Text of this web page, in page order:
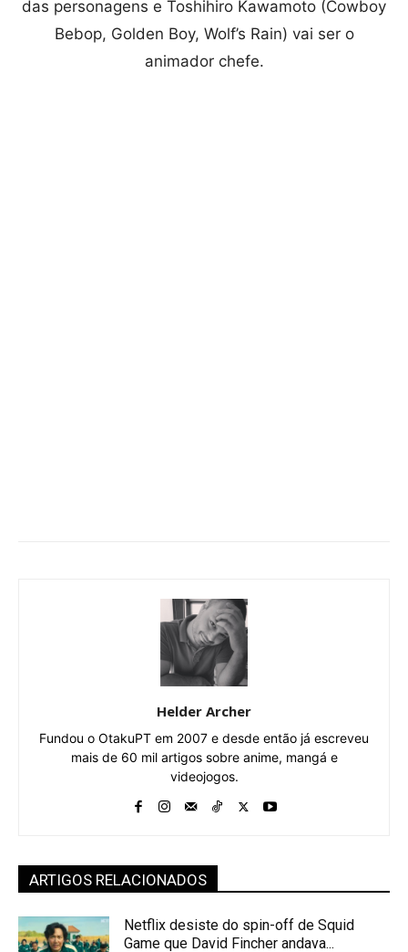
das personagens e Toshihiro Kawamoto (Cowboy
Bebop, Golden Boy, Wolf’s Rain) vai ser o
animador chefe.
Helder Archer
Fundou o OtakuPT em 2007 e desde então já escreveu
mais de 60 mil artigos sobre anime, mangá e
videojogos.
ARTIGOS RELACIONADOS
Netflix desiste do spin-off de Squid
Game que David Fincher andava...